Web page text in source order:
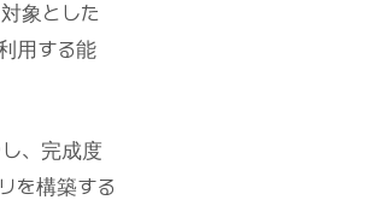
象とした
用する能
、完成度
を構築する